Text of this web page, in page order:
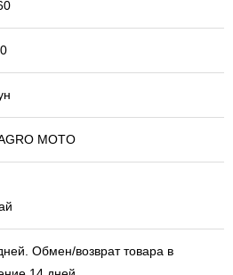
MOTO
Обмен/возврат товара в